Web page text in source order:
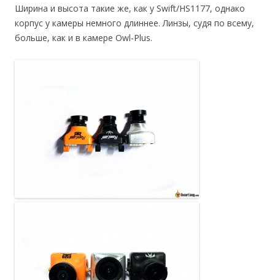
Ширина и высота такие же, как у Swift/HS1177, однако
корпус у камеры немного длиннее. Линзы, судя по всему,
больше, как и в камере Owl-Plus.